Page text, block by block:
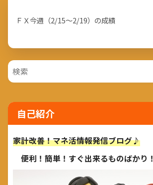
ＦＸ今週（2/15～2/19）の成績
自己紹介
家計改善！マネ活情報発信ブログ♪
便利！簡単！すぐ出来るものばかり！